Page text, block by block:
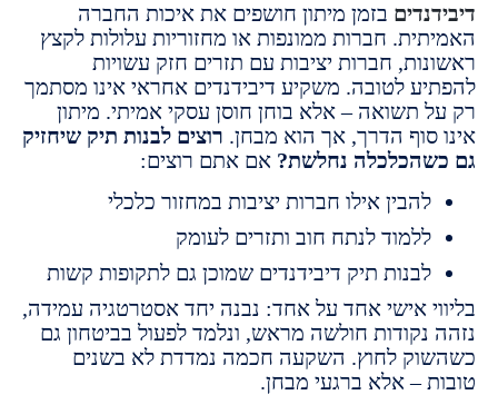
בזמן מיתון חושפים את איכות החברה
חברות ממונפות או מחזוריות עלולות לקצץ
חברות יציבות עם תזרים חזק עשויות
לטובה. משקיע דיבידנדים אחראי אינו מסתמך
תשואה –אלא בוחן חוסן עסקי אמיתי. מיתון
הדרך,אך הוא מבחן.רוצים לבנות תיק שיחזיק
נחלשת?אם אתם רוצים:
להבין אילו חברות יציבות במחזור כלכלי
ללמוד לנתח חוב ותזרים לעומק
לבנות תיק דיבידנדים שמוכן גם לתקופות קשות
אישי אחד על אחד:נבנה יחד אסטרטגיה עמידה,
חולשה מראש, ונלמד לפעול בביטחון גם
לחוץ.השקעה חכמה נמדדת לא בשנים
– אלא ברגעי מבחן.